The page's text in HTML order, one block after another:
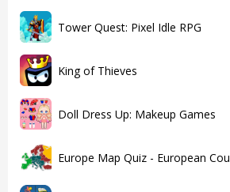
Tower Quest: Pixel Idle RPG
King of Thieves
Doll Dress Up: Makeup Games
Europe Map Quiz - European Cou